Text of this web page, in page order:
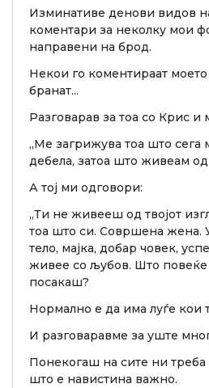
Изминативе денови видов
коментари за неколку мои
направени на брод.
Некои го коментираат
бранат...
Разговарав за тоа со Крис и
„Ме загрижува тоа што сега
дебела, затоа што живеам од
А тој ми одговори:
„Ти не живееш од твојот
тоа што си. Совршена жена.
тело, мајка, добар човек,
живее со љубов. Што
посакаш?
Нормално е да има луѓе кои
И разговаравме за уште
Понекогаш на сите ни треба
што е навистина важно.